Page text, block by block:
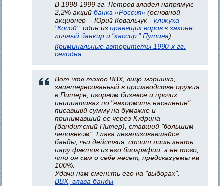
В 1998-1999 гг. Петров владел напрямую
2,2% акцийбанка «Россия» (основной
акционер - Юрий Ковальчук -кликуха
"Косой", один изправящих воров в законе,
личный банкир и "кассир " Путина).
Криминальные авторитеты 1990-х гг.
сегодня
Вот что такое ВВХ, вице-мэришка,
заинтересованный в производстве оружия
в Питере, игорном бизнесе и прочих
инициативах по "накормить население",
писавший сумму на бумажке и
принимавший ее через Кудрина
(бандитский Питер), ставший "большим
человеком". Глава легализовавшейся
банды, чьи действия, стоит лишь знать
пару фактов из его биографии, а не того,
что он сам о себе несет, предсказуемы на
100%.
Удачи нам сменить его на "выборах".
ВВХ, глава банды